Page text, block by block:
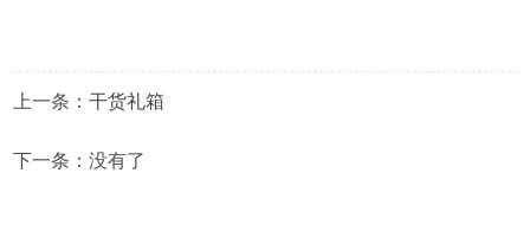
上一条：干货礼箱
下一条：没有了